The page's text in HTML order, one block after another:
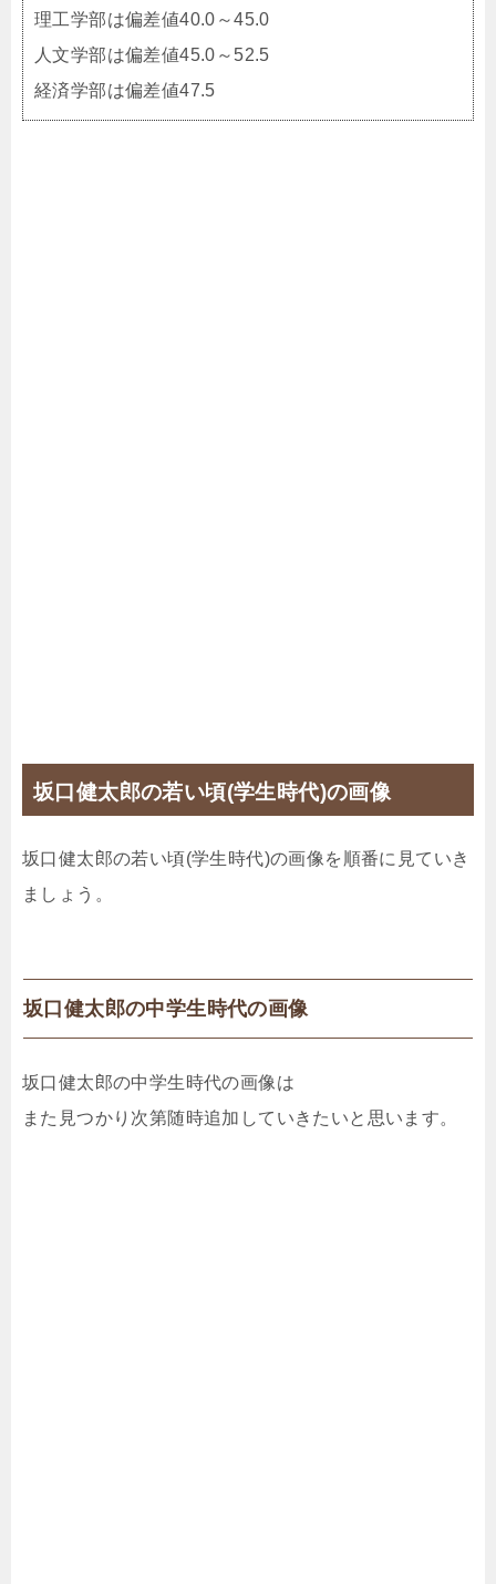
理工学部は偏差値40.0～45.0
人文学部は偏差値45.0～52.5
経済学部は偏差値47.5
坂口健太郎の若い頃(学生時代)の画像
坂口健太郎の若い頃(学生時代)の画像を順番に見ていき
ましょう。
坂口健太郎の中学生時代の画像
坂口健太郎の中学生時代の画像は
また見つかり次第随時追加していきたいと思います。